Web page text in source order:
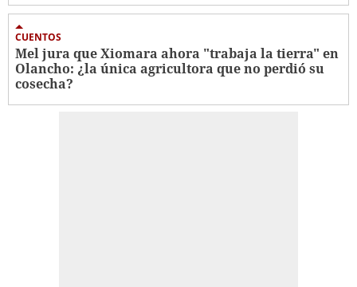
CUENTOS
Mel jura que Xiomara ahora "trabaja la tierra" en
Olancho: ¿la única agricultora que no perdió su
cosecha?